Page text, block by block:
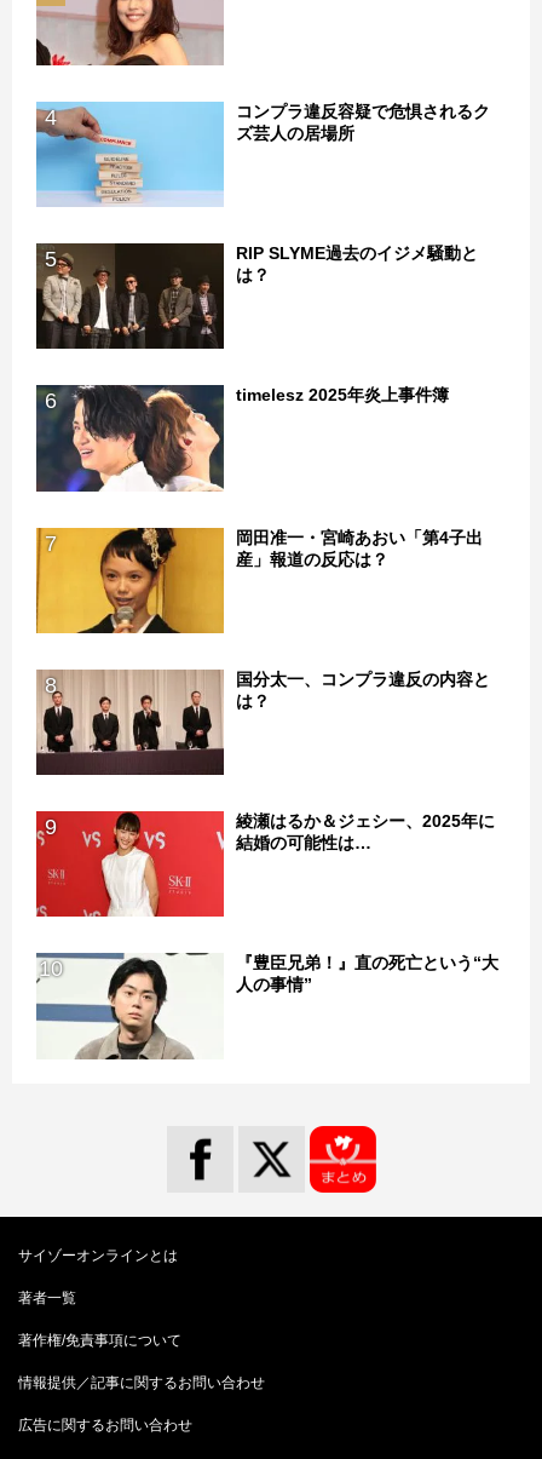
4
コンプラ違反容疑で危惧されるク
ズ芸人の居場所
5
RIP SLYME過去のイジメ騒動と
は？
6 timelesz 2025年炎上事件簿
7
岡田准一・宮崎あおい「第4子出
産」報道の反応は？
8
国分太一、コンプラ違反の内容と
は？
9
綾瀬はるか＆ジェシー、2025年に
結婚の可能性は…
10
『豊臣兄弟！』直の死亡という“大
人の事情”
サイゾーオンラインとは
著者一覧
著作権/免責事項について
情報提供／記事に関するお問い合わせ
広告に関するお問い合わせ